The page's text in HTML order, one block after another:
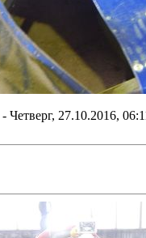
- Четверг, 27.10.2016,